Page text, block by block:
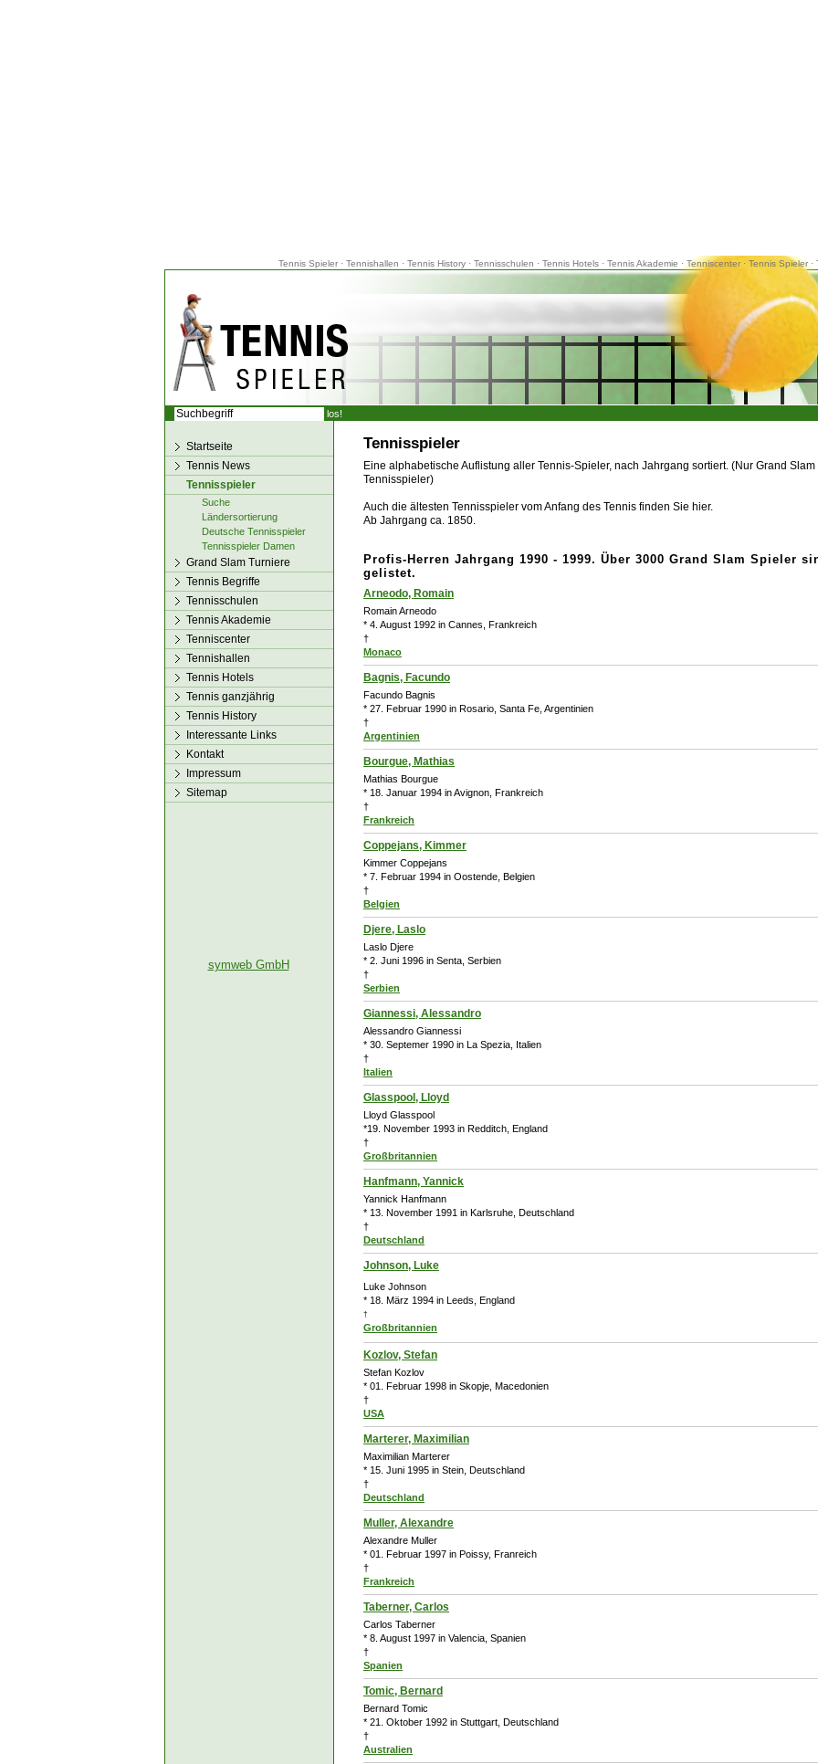
Tennis Spieler· Tennishallen · Tennis History· Tennisschulen · Tennis Hotels · Tennis Akademie · Tenniscenter· Tennis Spieler·
Tennisspieler
Eine alphabetische Auflistung aller Tennis-Spieler, nach Jahrgang sortiert. (Nur Grand Slam
Tennisspieler)
Auch die ältesten Tennisspieler vom Anfang des Tennis finden Sie hier.
Ab Jahrgang ca. 1850.
Profis-Herren Jahrgang 1990 - 1999. Über 3000 Grand Slam Spieler
gelistet.
Arneodo, Romain
Romain Arneodo
* 4. August 1992 in Cannes, Frankreich
†
Monaco
Bagnis, Facundo
Facundo Bagnis
* 27. Februar 1990 in Rosario, Santa Fe, Argentinien
†
Argentinien
Bourgue, Mathias
Mathias Bourgue
* 18. Januar 1994 in Avignon, Frankreich
†
Frankreich
Coppejans, Kimmer
Kimmer Coppejans
* 7. Februar 1994 in Oostende, Belgien
†
Belgien
Djere, Laslo
Laslo Djere
* 2. Juni 1996 in Senta, Serbien
†
Serbien
Giannessi, Alessandro
Alessandro Giannessi
* 30. Septemer 1990 in La Spezia, Italien
†
Italien
Glasspool, Lloyd
Lloyd Glasspool
*19. November 1993 in Redditch, England
†
Großbritannien
Hanfmann, Yannick
Yannick Hanfmann
* 13. November 1991 in Karlsruhe, Deutschland
†
Deutschland
Johnson, Luke
Luke Johnson
* 18. März 1994 in Leeds, England
†
Großbritannien
Kozlov, Stefan
Stefan Kozlov
* 01. Februar 1998 in Skopje, Macedonien
†
USA
Marterer, Maximilian
Maximilian Marterer
* 15. Juni 1995 in Stein, Deutschland
†
Deutschland
Muller, Alexandre
Alexandre Muller
* 01. Februar 1997 in Poissy, Franreich
†
Frankreich
Taberner, Carlos
Carlos Taberner
* 8. August 1997 in Valencia, Spanien
†
Spanien
Tomic, Bernard
Bernard Tomic
* 21. Oktober 1992 in Stuttgart, Deutschland
†
Australien
Startseite
Tennis News
Tennisspieler
Suche
Ländersortierung
Deutsche Tennisspieler
Tennisspieler Damen
Grand Slam Turniere
Tennis Begriffe
Tennisschulen
Tennis Akademie
Tenniscenter
Tennishallen
Tennis Hotels
Tennis ganzjährig
Tennis History
Interessante Links
Kontakt
Impressum
Sitemap
symweb GmbH
los!